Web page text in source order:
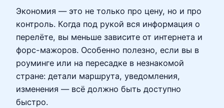
Экономия — это не только про цену, но и про
контроль. Когда под рукой вся информация о
перелёте, вы меньше зависите от интернета и
форс-мажоров. Особенно полезно, если вы в
роуминге или на пересадке в незнакомой
стране: детали маршрута, уведомления,
изменения — всё должно быть доступно
быстро.